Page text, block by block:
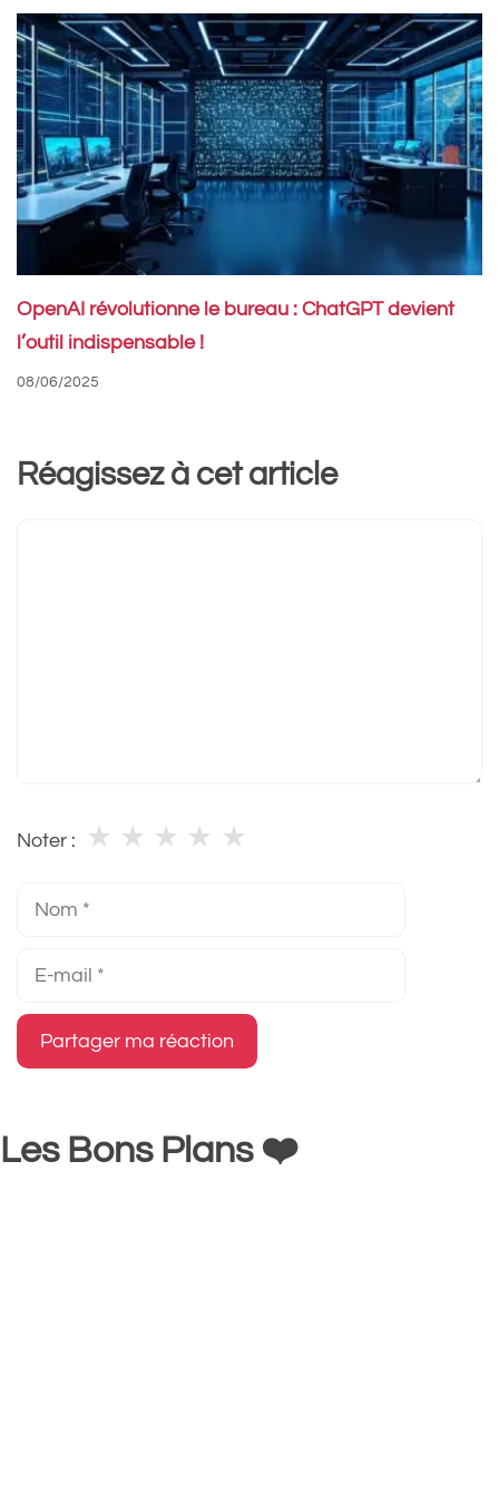
OpenAI révolutionne le bureau : ChatGPT devient
l’outil indispensable !
08/06/2025
Réagissez à cet article
Noter : ★
★
★
★
★
Les Bons Plans ❤️